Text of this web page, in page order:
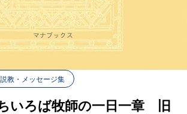
説教・メッセージ集
ちいろば牧師の一日一章 旧